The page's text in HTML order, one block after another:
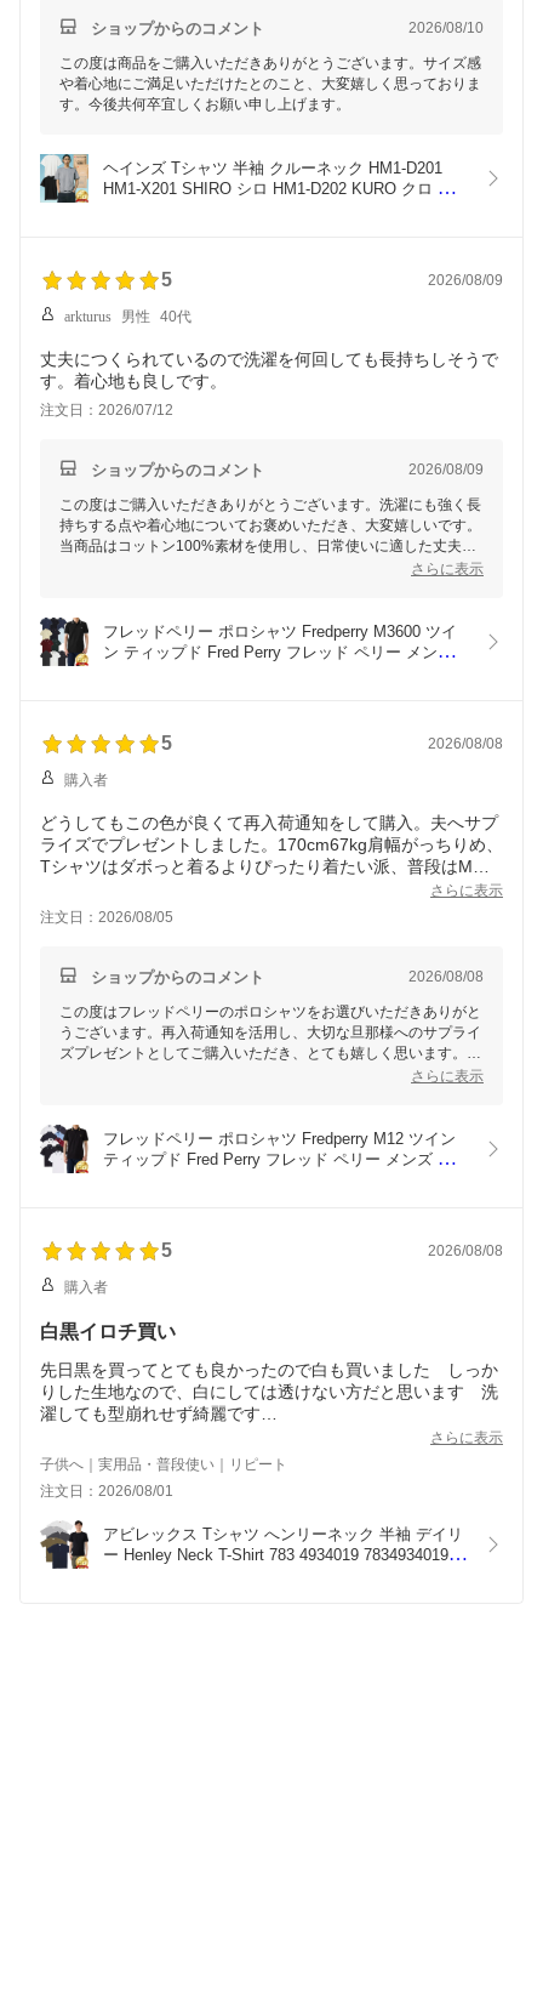
ショップからのコメント 2026/08/10
この度は商品をご購入いただきありがとうございます。サイズ感
や着心地にご満足いただけたとのこと、大変嬉しく思っておりま
す。今後共何卒宜しくお願い申し上げます。
ヘインズ Tシャツ 半袖 クルーネック HM1-D201
HM1-X201 SHIRO シロ HM1-D202 KURO クロ
5 2026/08/09
arkturus 男性 40代
丈夫につくられているので洗濯を何回しても長持ちしそうで
す。着心地も良しです。
注文日：2026/07/12
ショップからのコメント 2026/08/09
この度はご購入いただきありがとうございます。洗濯にも強く長
持ちする点や着心地についてお褒めいただき、大変嬉しいです。
当商品はコットン100%素材を使用し、日常使いに適した丈夫さ
と快適な着心地を追求しております。これからもぜひご愛用くだ
さらに表示
フレッドペリー ポロシャツ Fredperry M3600 ツイ
ン ティップド Fred Perry フレッド ペリー メンズ
5 2026/08/08
購入者
どうしてもこの色が良くて再入荷通知をして購入。夫へサプ
ライズでプレゼントしました。170cm67kg肩幅がっちりめ、
Tシャツはダボっと着るよりぴったり着たい派、普段はMサ
イズ。38サイズを購入し、ピッタリでした！めちゃくちゃか
っこよくてお気に入りです！
さらに表示
注文日：2026/08/05
ショップからのコメント 2026/08/08
この度はフレッドペリーのポロシャツをお選びいただきありがと
うございます。再入荷通知を活用し、大切な旦那様へのサプライ
ズプレゼントとしてご購入いただき、とても嬉しく思います。今
さらに表示
フレッドペリー ポロシャツ Fredperry M12 ツイン
ティップド Fred Perry フレッド ペリー メンズ かの
5 2026/08/08
購入者
白黒イロチ買い
先日黒を買ってとても良かったので白も買いました しっか
りした生地なので、白にしては透けない方だと思います 洗
濯しても型崩れせず綺麗です
さらに表示
子供へ｜実用品・普段使い｜リピート
注文日：2026/08/01
アビレックス Tシャツ へンリーネック 半袖 デイリ
ー Henley Neck T-Shirt 783 4934019 7834934019